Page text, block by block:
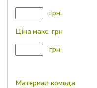
грн.
Ціна макс. грн
грн.
Материал комода